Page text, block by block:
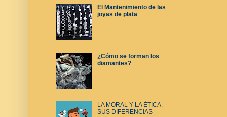
El Mantenimiento de las
joyas de plata
¿Cómo se forman los
diamantes?
LA MORAL Y LA ÉTICA.
SUS DIFERENCIAS